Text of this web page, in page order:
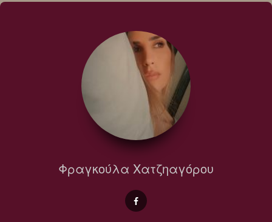
Φραγκούλα Χατζηαγόρου